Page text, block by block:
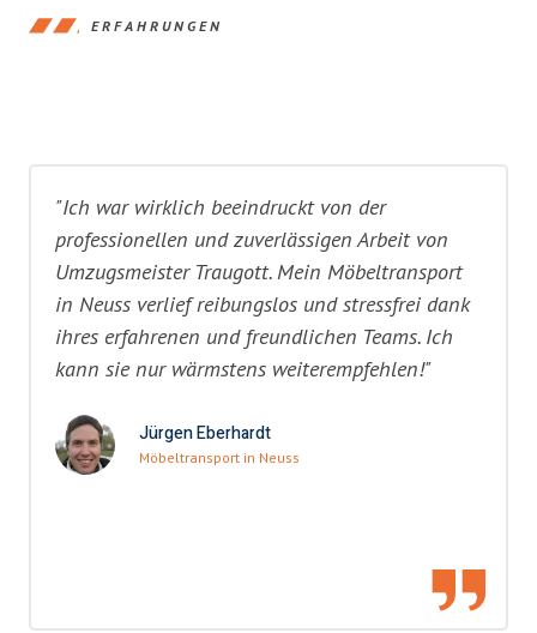
ERFAHRUNGEN
"Ich war wirklich beeindruckt von der
professionellen und zuverlässigen Arbeit von
Umzugsmeister Traugott. Mein Möbeltransport
in Neuss verlief reibungslos und stressfrei dank
ihres erfahrenen und freundlichen Teams. Ich
kann sie nur wärmstens weiterempfehlen!"
Jürgen Eberhardt
Möbeltransport in Neuss